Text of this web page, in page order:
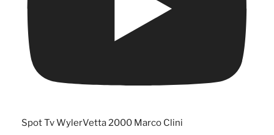
Spot Tv WylerVetta 2000 Marco Clini